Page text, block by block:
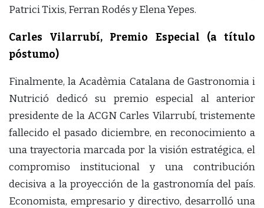
Patrici Tixis, Ferran Rodés y Elena Yepes.
Carles Vilarrubí, Premio Especial (a título
póstumo)
Finalmente, la Acadèmia Catalana de Gastronomia i
Nutrició dedicó su premio especial al anterior
presidente de la ACGN Carles Vilarrubí, tristemente
fallecido el pasado diciembre, en reconocimiento a
una trayectoria marcada por la visión estratégica, el
compromiso institucional y una contribución
decisiva a la proyección de la gastronomía del país.
Economista, empresario y directivo, desarrolló una